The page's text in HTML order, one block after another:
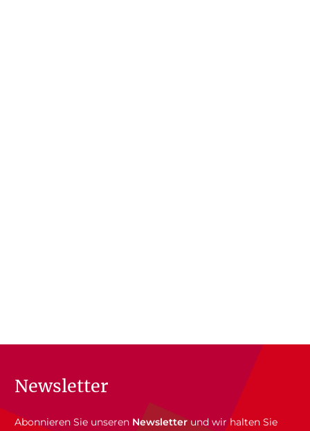
Newsletter
Abonnieren Sie unseren Newsletterund wir halten Sie